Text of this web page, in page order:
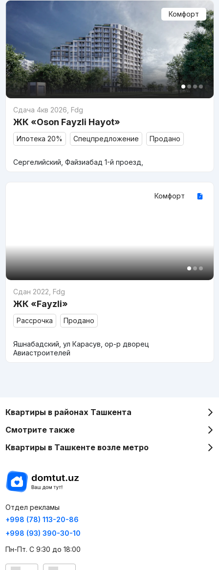
Комфорт
Сдача 4кв 2026 Fdg
ЖК «Oson Fayzli Hayot»
Ипотека 20% Спецпредложение Продано
Сергелийский, Файзиабад 1-й проезд,
Комфорт
Сдан 2022 Fdg
ЖК «Fayzli»
Рассрочка Продано
Яшнабадский, ул Карасув, ор-р дворец
Авиастроителей
Квартиры в районах Ташкента
Смотрите также
Квартиры в Ташкенте возле метро
Отдел рекламы
+998 (78) 113-20-86
+998 (93) 390-30-10
Пн-Пт. С 9:30 до 18:00